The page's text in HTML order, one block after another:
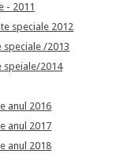
- 2011
speciale 2012
speciale /2013
speiale/2014
anul 2016
anul 2017
anul 2018